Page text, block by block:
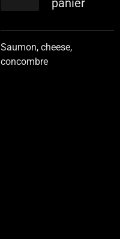
panier
Saumon, cheese,
concombre